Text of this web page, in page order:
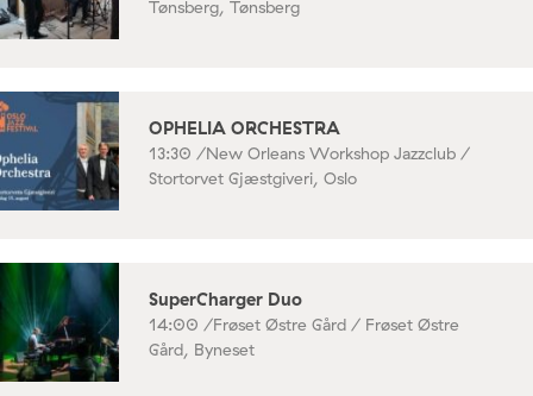
Tønsberg, Tønsberg
OPHELIA ORCHESTRA
13:30 /New Orleans Workshop Jazzclub /
Stortorvet Gjæstgiveri, Oslo
SuperCharger Duo
14:00 /Frøset Østre Gård / Frøset Østre
Gård, Byneset